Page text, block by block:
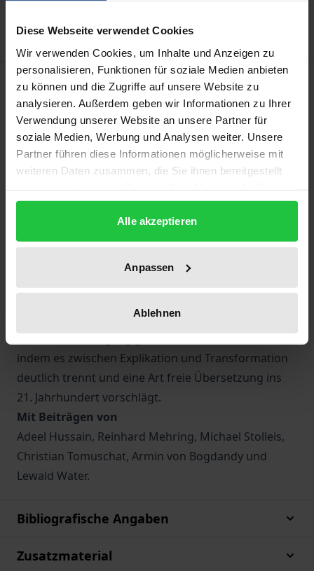
Diese Webseite verwendet Cookies
Wir verwenden Cookies, um Inhalte und Anzeigen zu
personalisieren, Funktionen für soziale Medien anbieten
zu können und die Zugriffe auf unsere Website zu
analysieren. Außerdem geben wir Informationen zu Ihrer
Verwendung unserer Website an unsere Partner für
soziale Medien, Werbung und Analysen weiter. Unsere
Partner führen diese Informationen möglicherweise mit
weiteren Daten zusammen, die Sie ihnen bereitgestellt
gesammelt haben.
Alle akzeptieren
Anpassen
Ablehnen
Beschreibung
Mit der Publikation der BroschüreDie Lage der
europäischen Rechtswissenschaftwollte Schmitt sich
als Autor nach 1945 gleichsam neu erfinden und
sein einige Monate später erschienenes Spätwerk
Der Nomos der Erde ankündigen. Das folgende
Buch sucht einen produktiven Umgang mit diesem
hermeneutisch voraussetzungsvollen, strategischen
Text, indem es die Fassung von 1950 neu übersetzt,
Adaptionen und Transformationen anbietet. Es
indem es zwischen Explikation und Transformation
deutlich trennt und eine Art freie Übersetzung ins
21. Jahrhundert vorschlägt.
Mit Beiträgen von
Adeel Hussain, Reinhard Mehring, Michael Stolleis,
Christian Tomuschat, Armin von Bogdandy und
Lewald Water.
Bibliografische Angaben
Zusatzmaterial